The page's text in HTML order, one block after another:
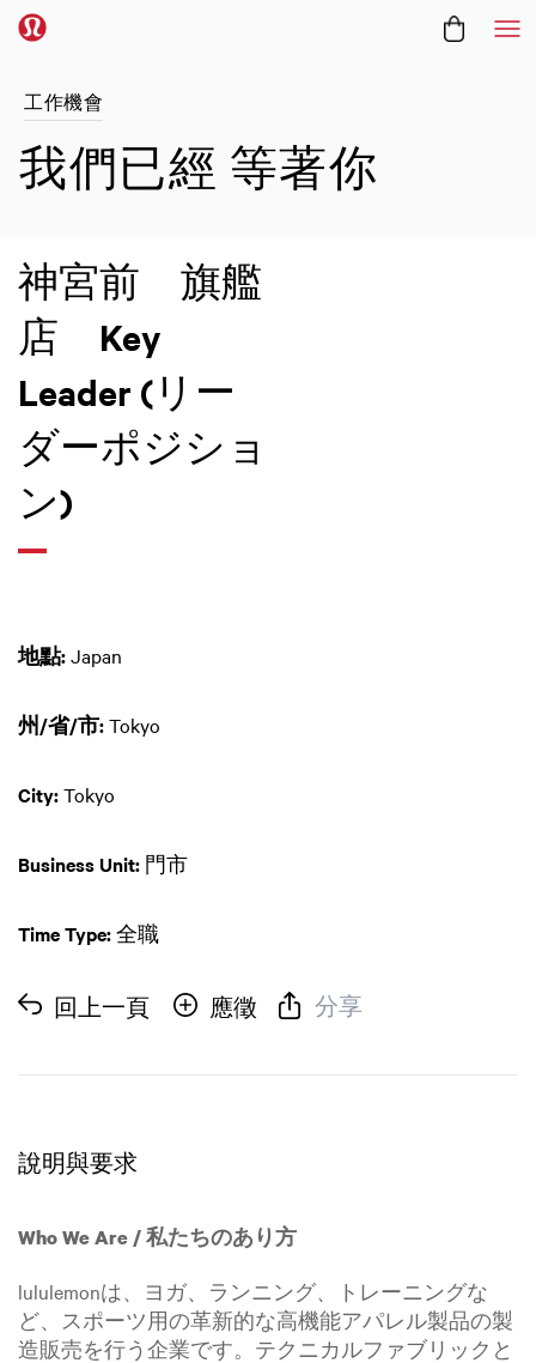
工作機會
我們已經 等著你
神宮前 旗艦
店 Key
Leader (リー
ダーポジショ
ン)
地點:Japan
州/省/市:Tokyo
City:Tokyo
Business Unit: 門市
Time Type:全職
回上一頁 應徵 分享
說明與要求
Who We Are / 私たちのあり方
lululemonは、ヨガ、ランニング、トレーニングな
ど、スポーツ用の革新的な高機能アパレル製品の製
造販売を行う企業です。テクニカルファブリックと